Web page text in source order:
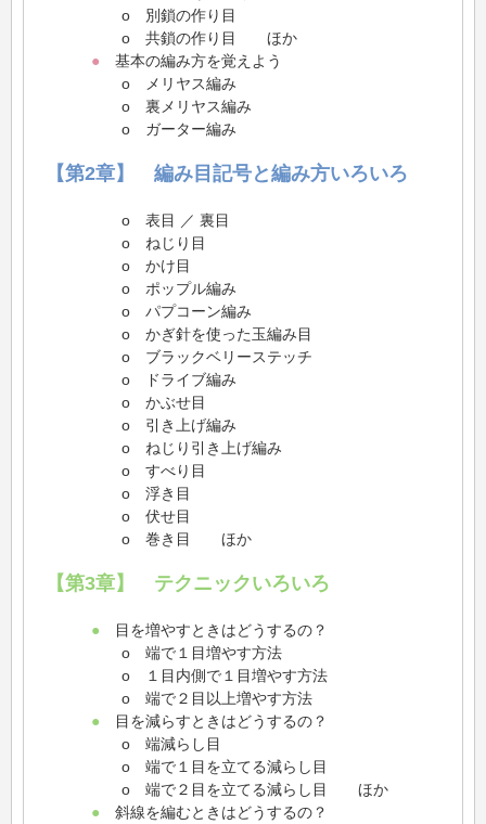
o 別鎖の作り目
o 共鎖の作り目 ほか
● 基本の編み方を覚えよう
o メリヤス編み
o 裏メリヤス編み
o ガーター編み
【第2章】 編み目記号と編み方いろいろ
o 表目 ／ 裏目
o ねじり目
o かけ目
o ポップル編み
o パプコーン編み
o かぎ針を使った玉編み目
o ブラックベリーステッチ
o ドライブ編み
o かぶせ目
o 引き上げ編み
o ねじり引き上げ編み
o すべり目
o 浮き目
o 伏せ目
o 巻き目 ほか
【第3章】 テクニックいろいろ
● 目を増やすときはどうするの？
o 端で１目増やす方法
o １目内側で１目増やす方法
o 端で２目以上増やす方法
● 目を減らすときはどうするの？
o 端減らし目
o 端で１目を立てる減らし目
o 端で２目を立てる減らし目 ほか
● 斜線を編むときはどうするの？